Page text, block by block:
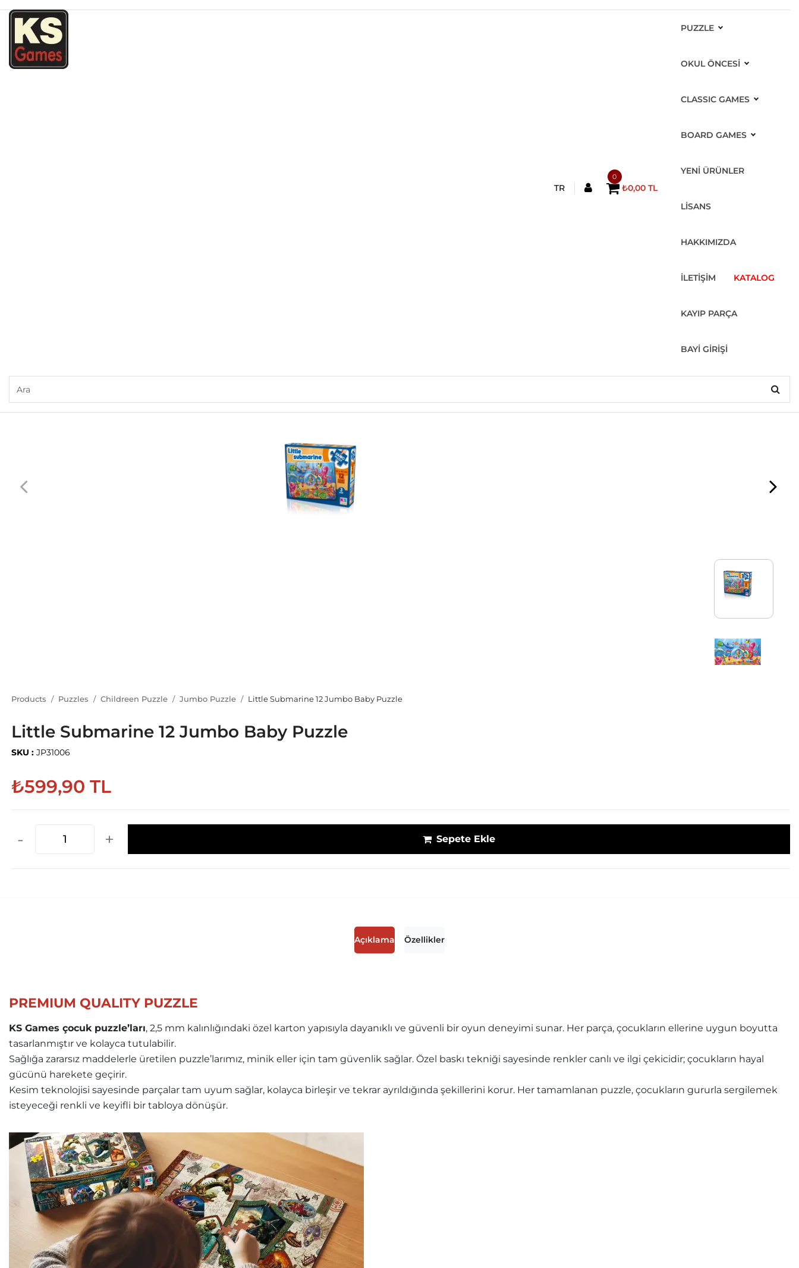
TR
0
₺0,00 TL
PUZZLE
OKUL ÖNCESİ
CLASSIC GAMES
BOARD GAMES
YENİ ÜRÜNLER
LİSANS
HAKKIMIZDA
İLETİŞİM KATALOG
KAYIP PARÇA
BAYİ GİRİŞİ
Products Puzzles Childreen Puzzle Jumbo Puzzle Little Submarine 12 Jumbo Baby Puzzle
Little Submarine 12 Jumbo Baby Puzzle
SKU : JP31006
₺599,90 TL
- + Sepete Ekle
Açıklama Özellikler
PREMIUM QUALITY PUZZLE
KS Games çocuk puzzle’ları, 2,5 mm kalınlığındaki özel karton yapısıyla dayanıklı ve güvenli bir oyun deneyimi sunar. Her parça, çocukların ellerine uygun boyutta
tasarlanmıştır ve kolayca tutulabilir.
Sağlığa zararsız maddelerle üretilen puzzle’larımız, minik eller için tam güvenlik sağlar. Özel baskı tekniği sayesinde renkler canlı ve ilgi çekicidir; çocukların hayal
gücünü harekete geçirir.
Kesim teknolojisi sayesinde parçalar tam uyum sağlar, kolayca birleşir ve tekrar ayrıldığında şekillerini korur. Her tamamlanan puzzle, çocukların gururla sergilemek
isteyeceği renkli ve keyifli bir tabloya dönüşür.